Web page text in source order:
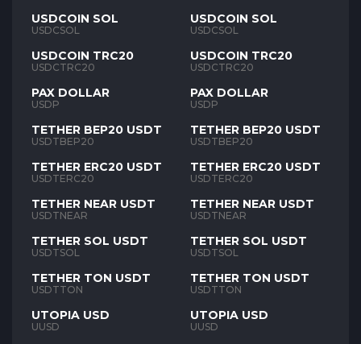
USDCOIN SOL
USDCSOL
USDCOIN TRC20
USDCTRC20
PAX DOLLAR
USDP
TETHER BEP20 USDT
USDTBEP20
TETHER ERC20 USDT
USDTERC20
TETHER NEAR USDT
USDTNEAR
TETHER SOL USDT
USDTSOL
TETHER TON USDT
USDTTON
UTOPIA USD
UUSD
USDCOIN SOL
USDCSOL
USDCOIN TRC20
USDCTRC20
PAX DOLLAR
USDP
TETHER BEP20 USDT
USDTBEP20
TETHER ERC20 USDT
USDTERC20
TETHER NEAR USDT
USDTNEAR
TETHER SOL USDT
USDTSOL
TETHER TON USDT
USDTTON
UTOPIA USD
UUSD